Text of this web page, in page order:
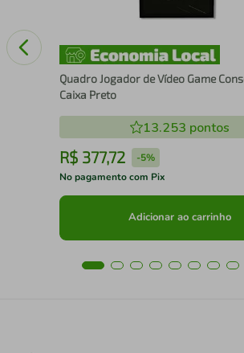
Quadro Jogador de Vídeo Game
Caixa Preto
13.253 pontos
R$ 377,72 -5%
No pagamento com Pix
Adicionar ao carrinho